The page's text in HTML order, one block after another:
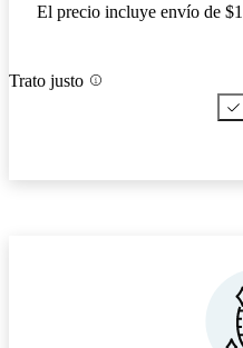
El precio incluye envío de
Trato justo